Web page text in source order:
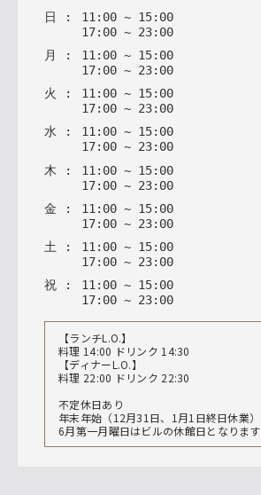
日 : 11 : 00 ~ 15: 00
17: 00 ~ 23: 00
月
: 11 : 00 ~ 15: 00
17: 00 ~ 23: 00
火
: 11: 00 ~ 15: 00
17: 00 ~ 23: 00
水 : 11: 00 ~ 15: 00
17: 00 ~ 23: 00
木 : 11 : 00 ~ 15: 00
17: 00 ~ 23: 00
金 : 11 : 00 ~ 15: 00
17: 00 ~ 23: 00
土 : 11 : 00 ~ 15: 00
17: 00 ~ 23: 00
祝 : 11 : 00 ~ 15: 00
17: 00 ~ 23: 00
【ランチL.O.】
料理 14:00 ドリンク 14:30
【ディナーL.O.】
料理 22:00 ドリンク 22:30
不定休日あり
年末年始（12月31日、1月1日終日休業）
6月第一月曜日はビルの休館日となります